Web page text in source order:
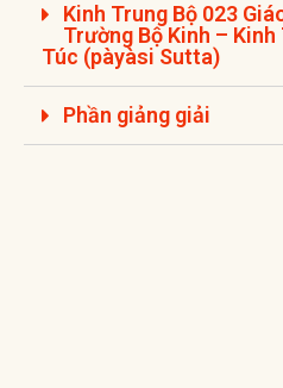
Kinh Trung Bộ 023
Trường Bộ Kinh – Kinh
Túc (pàyàsi Sutta)
Phần giảng giải